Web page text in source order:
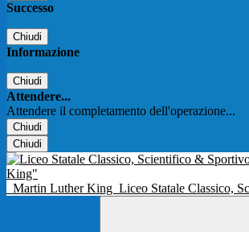
Successo
Chiudi
Informazione
Chiudi
Attendere...
Attendere il completamento dell'operazione...
Chiudi
Chiudi
Martin Luther King Liceo Statale Classico,